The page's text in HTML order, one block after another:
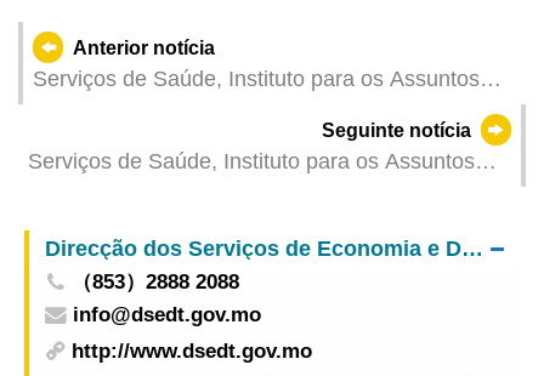
Anterior notícia
Serviços de Saúde, Instituto para os Assuntos
realizam reunião conjunta para discutir
estratégias de prevenção e controle de doenças
Seguinte notícia
Serviços de Saúde, Instituto para os Assuntos
sensibilização anti-mosquito para reforçar a
prevenção e controlo da febre chikungunya e da
febre de dengue e proteger em conjunto a saúde
comunitária
Direcção dos Serviços de Economia e Desenvolvimento Tecnológico
（853）2888 2088
info@dsedt.gov.mo
http://www.dsedt.gov.mo